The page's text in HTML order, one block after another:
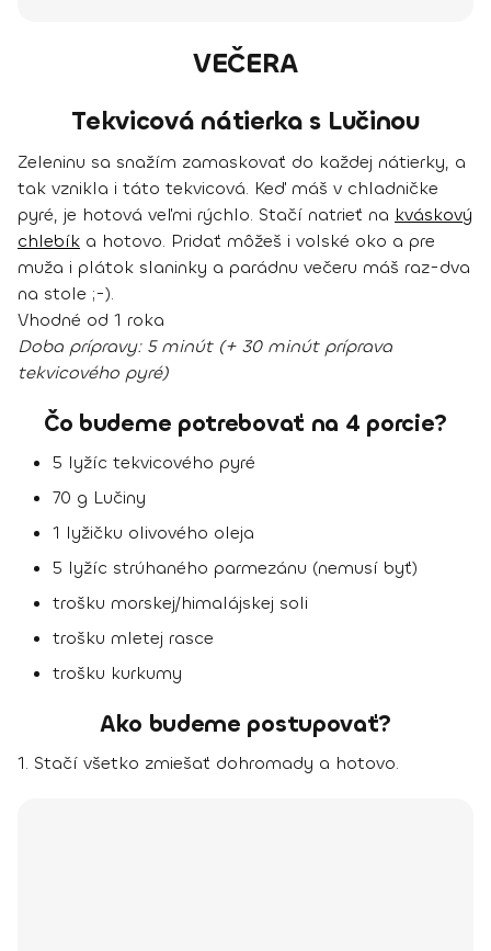
VEČERA
Tekvicová nátierka s Lučinou
Zeleninu sa snažím zamaskovať do každej nátierky, a
tak vznikla i táto tekvicová. Keď máš v chladničke
pyré, je hotová veľmi rýchlo. Stačí natrieť na kváskový
chlebík a hotovo. Pridať môžeš i volské oko a pre
muža i plátok slaninky a parádnu večeru máš raz-dva
na stole ;-).
Vhodné od 1 roka
Doba prípravy: 5 minút (+ 30 minút príprava
tekvicového pyré)
Čo budeme potrebovať na 4 porcie?
5 lyžíc tekvicového pyré
70 g Lučiny
1 lyžičku olivového oleja
5 lyžíc strúhaného parmezánu (nemusí byť)
trošku morskej/himalájskej soli
trošku mletej rasce
trošku kurkumy
Ako budeme postupovať?
1. Stačí všetko zmiešať dohromady a hotovo.